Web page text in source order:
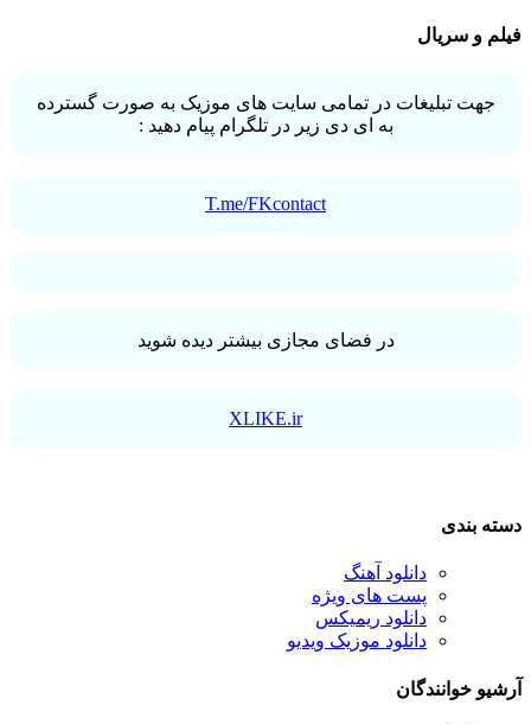
فیلم و سریال
جهت تبلیغات در تمامی سایت های موزیک به صورت گسترده
به ای دی زیر در تلگرام پیام دهید :
T.me/FKcontact
در فضای مجازی بیشتر دیده شوید
XLIKE.ir
دسته بندی
دانلود آهنگ
پست های ویژه
دانلود ریمیکس
دانلود موزیک ویدیو
آرشیو خوانندگان